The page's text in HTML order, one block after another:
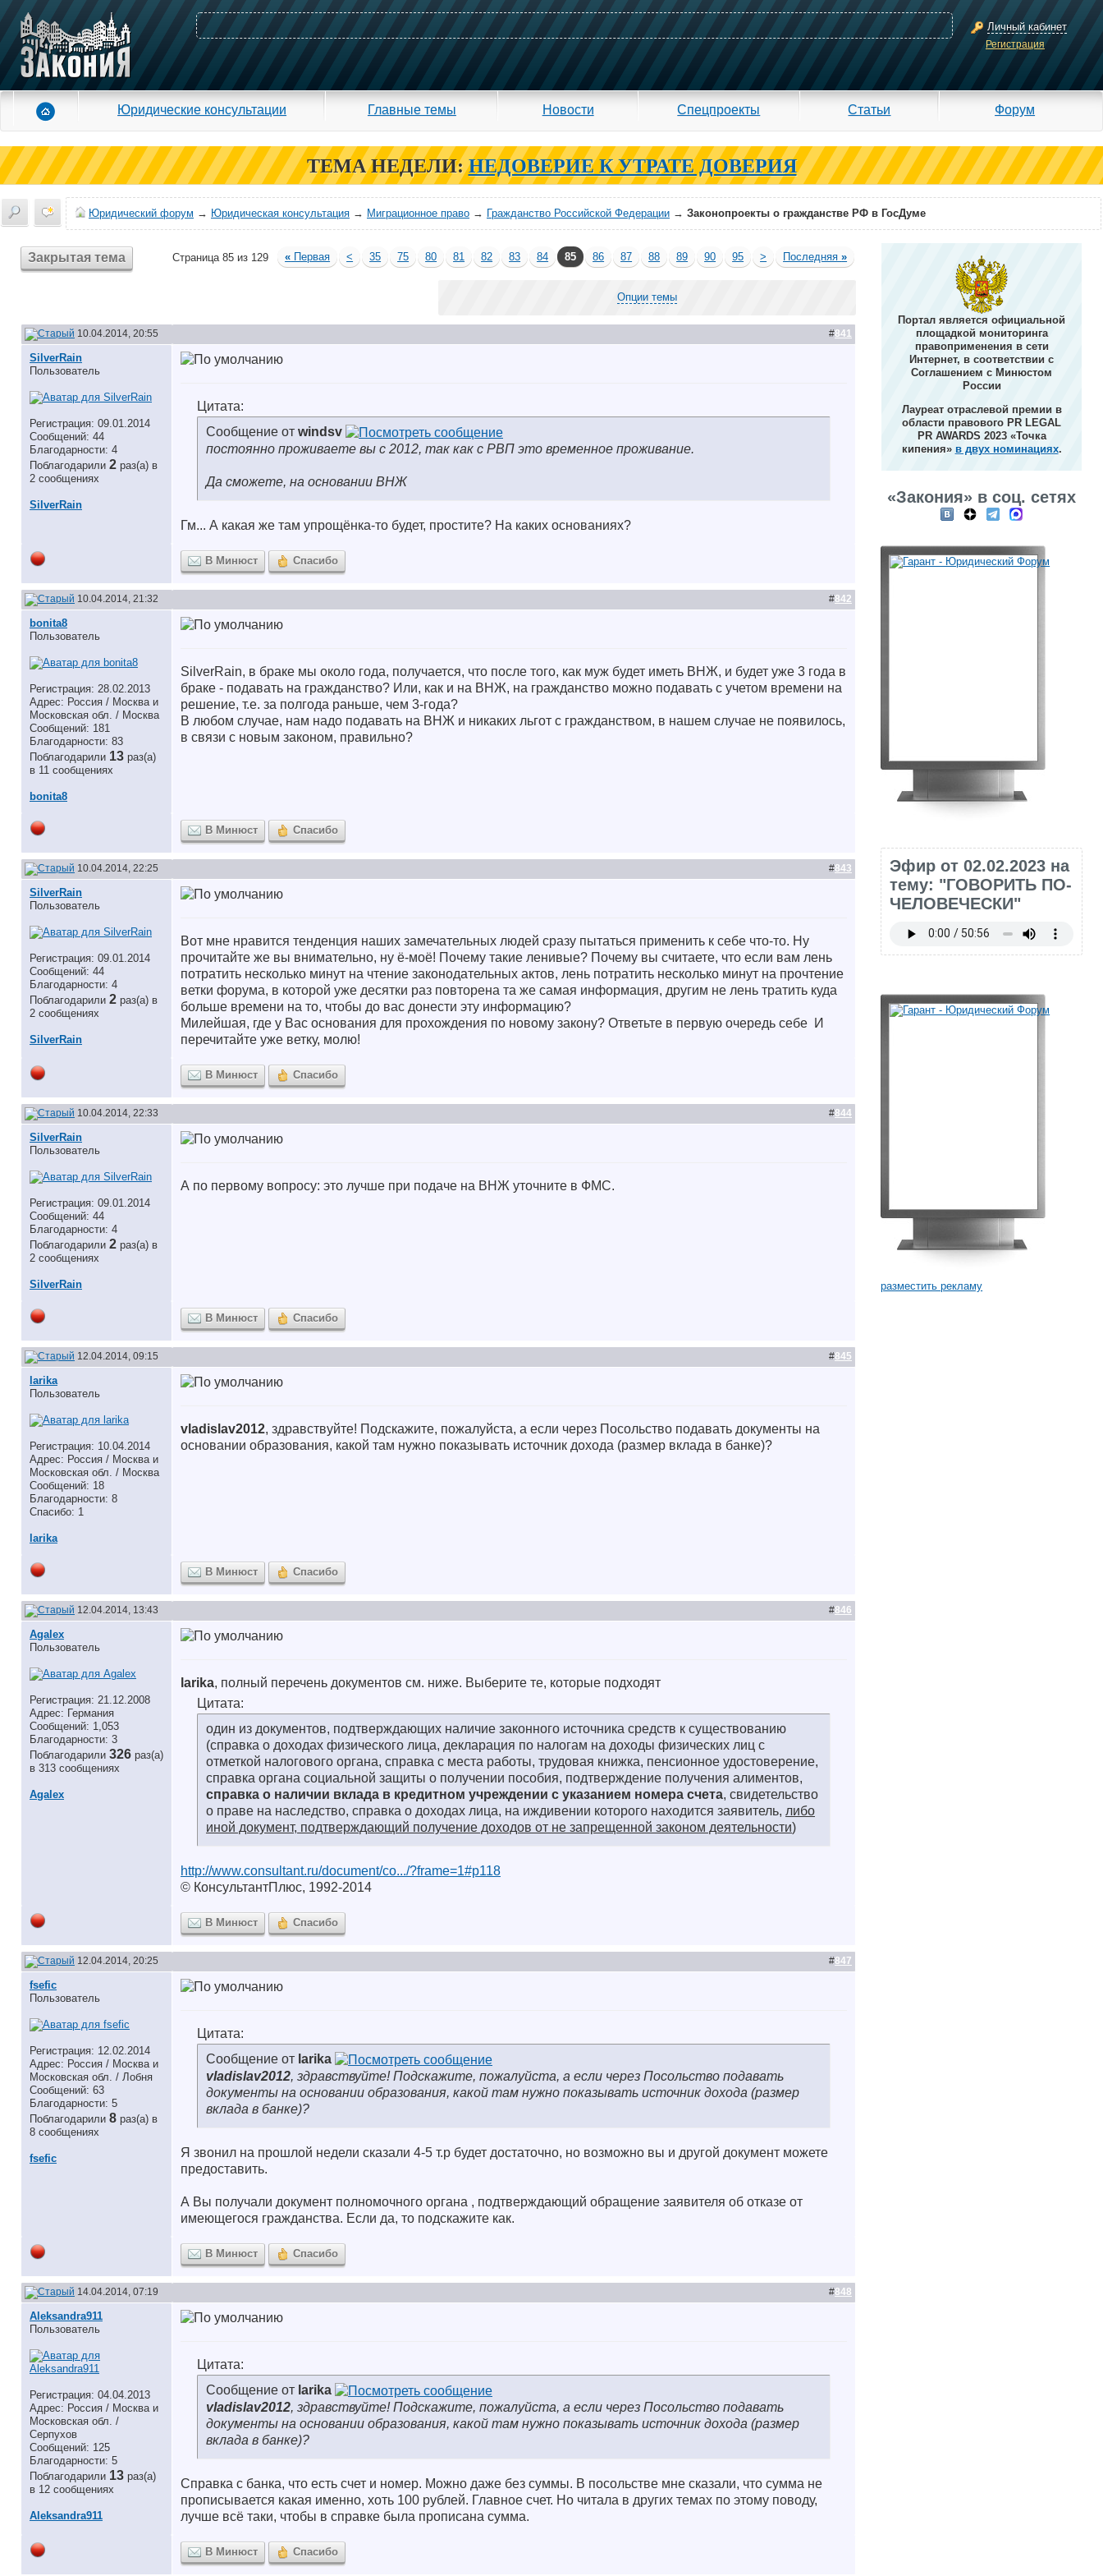
Личный кабинет
Регистрация
Юридические консультации Главные темы Новости Спецпроекты Статьи Форум
ТЕМА НЕДЕЛИ: НЕДОВЕРИЕ К УТРАТЕ ДОВЕРИЯ
Юридический форум → Юридическая консультация → Миграционное право → Гражданство Российской Федерации → Законопроекты о гражданстве РФ в ГосДуме
Закрытая тема Страница 85 из 129 « Первая < 35 75 80 81 82 83 84 85 86 87 88 89 90 95 > Последняя»
Опции темы
10.04.2014, 20:55 #841
SilverRain
Пользователь
Регистрация: 09.01.2014
Сообщений: 44
Благодарности: 4
Поблагодарили 2 раз(а) в
2 сообщениях
SilverRain
Цитата:
Сообщение от windsv
постоянно проживаете вы с 2012, так как с РВП это временное проживание.
Да сможете, на основании ВНЖ
Гм... А какая же там упрощёнка-то будет, простите? На каких основаниях?
В Минюст Спасибо
10.04.2014, 21:32 #842
bonita8
Пользователь
Регистрация: 28.02.2013
Адрес: Россия / Москва и
Московская обл. / Москва
Сообщений: 181
Благодарности: 83
Поблагодарили 13 раз(а)
в 11 сообщениях
bonita8
SilverRain, в браке мы около года, получается, что после того, как муж будет иметь ВНЖ, и будет уже 3 года в
браке - подавать на гражданство? Или, как и на ВНЖ, на гражданство можно подавать с учетом времени на
решение, т.е. за полгода раньше, чем 3-года?
В любом случае, нам надо подавать на ВНЖ и никаких льгот с гражданством, в нашем случае не появилось,
в связи с новым законом, правильно?
В Минюст Спасибо
10.04.2014, 22:25 #843
SilverRain
Пользователь
Регистрация: 09.01.2014
Сообщений: 44
Благодарности: 4
Поблагодарили 2 раз(а) в
2 сообщениях
SilverRain
Вот мне нравится тенденция наших замечательных людей сразу пытаться применить к себе что-то. Ну
прочитайте же вы внимательно, ну ё-моё! Почему такие ленивые? Почему вы считаете, что если вам лень
потратить несколько минут на чтение законодательных актов, лень потратить несколько минут на прочтение
ветки форума, в которой уже десятки раз повторена та же самая информация, другим не лень тратить куда
больше времени на то, чтобы до вас донести эту информацию?
Милейшая, где у Вас основания для прохождения по новому закону? Ответьте в первую очередь себе И
перечитайте уже ветку, молю!
В Минюст Спасибо
10.04.2014, 22:33 #844
SilverRain
Пользователь
Регистрация: 09.01.2014
Сообщений: 44
Благодарности: 4
Поблагодарили 2 раз(а) в
2 сообщениях
SilverRain
А по первому вопросу: это лучше при подаче на ВНЖ уточните в ФМС.
В Минюст Спасибо
12.04.2014, 09:15 #845
larika
Пользователь
Регистрация: 10.04.2014
Адрес: Россия / Москва и
Московская обл. / Москва
Сообщений: 18
Благодарности: 8
Спасибо: 1
larika
vladislav2012, здравствуйте! Подскажите, пожалуйста, а если через Посольство подавать документы на
основании образования, какой там нужно показывать источник дохода (размер вклада в банке)?
В Минюст Спасибо
12.04.2014, 13:43 #846
Agalex
Пользователь
Регистрация: 21.12.2008
Адрес: Германия
Сообщений: 1,053
Благодарности: 3
Поблагодарили 326 раз(а)
в 313 сообщениях
Agalex
larika, полный перечень документов см. ниже. Выберите те, которые подходят
Цитата:
один из документов, подтверждающих наличие законного источника средств к существованию
(справка о доходах физического лица, декларация по налогам на доходы физических лиц с
отметкой налогового органа, справка с места работы, трудовая книжка, пенсионное удостоверение,
справка органа социальной защиты о получении пособия, подтверждение получения алиментов,
справка о наличии вклада в кредитном учреждении с указанием номера счета, свидетельство
о праве на наследство, справка о доходах лица, на иждивении которого находится заявитель, либо
иной документ, подтверждающий получение доходов от не запрещенной законом деятельности)
http://www.consultant.ru/document/co.../?frame=1#p118
© КонсультантПлюс, 1992-2014
В Минюст Спасибо
12.04.2014, 20:25 #847
fsefic
Пользователь
Регистрация: 12.02.2014
Адрес: Россия / Москва и
Московская обл. / Лобня
Сообщений: 63
Благодарности: 5
Поблагодарили 8 раз(а) в
8 сообщениях
fsefic
Цитата:
Сообщение от larika
vladislav2012, здравствуйте! Подскажите, пожалуйста, а если через Посольство подавать
документы на основании образования, какой там нужно показывать источник дохода (размер
вклада в банке)?
Я звонил на прошлой недели сказали 4-5 т.р будет достаточно, но возможно вы и другой документ можете
предоставить.
А Вы получали документ полномочного органа , подтверждающий обращение заявителя об отказе от
имеющегося гражданства. Если да, то подскажите как.
В Минюст Спасибо
14.04.2014, 07:19 #848
Aleksandra911
Пользователь
Регистрация: 04.04.2013
Адрес: Россия / Москва и
Московская обл. /
Серпухов
Сообщений: 125
Благодарности: 5
Поблагодарили 13 раз(а)
в 12 сообщениях
Aleksandra911
Цитата:
Сообщение от larika
vladislav2012, здравствуйте! Подскажите, пожалуйста, а если через Посольство подавать
документы на основании образования, какой там нужно показывать источник дохода (размер
вклада в банке)?
Справка с банка, что есть счет и номер. Можно даже без суммы. В посольстве мне сказали, что сумма не
прописывается какая именно, хоть 100 рублей. Главное счет. Но читала в других темах по этому поводу,
лучше всё таки, чтобы в справке была прописана сумма.
В Минюст Спасибо
Портал является официальной
площадкой мониторинга
правоприменения в сети
Интернет, в соответствии с
Соглашением с Минюстом
России
Лауреат отраслевой премии в
области правового PR LEGAL
PR AWARDS 2023 «Точка
кипения» в двух номинациях.
«Закония» в соц. сетях
Эфир от 02.02.2023 на
тему: "ГОВОРИТЬ ПО-
ЧЕЛОВЕЧЕСКИ"
разместить рекламу